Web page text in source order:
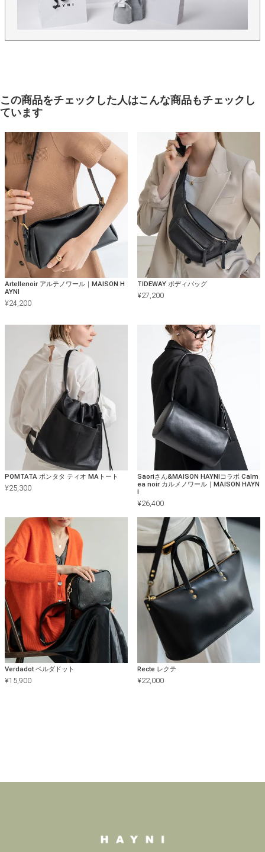
この商品をチェックした人はこんな商品もチェックし
ています
Artellenoir アルテノワール｜MAISON H
AYNI
¥24,200
TIDEWAY ボディバッグ
¥27,200
POMTATA ポンタタ ティオ MAトート
¥25,300
Saoriさん&MAISON HAYNIコラボ Calm
ea noir カルメノワール｜MAISON HAYN
I
¥26,400
Verdadot ベルダドット
¥15,900
Recte レクテ
¥22,000